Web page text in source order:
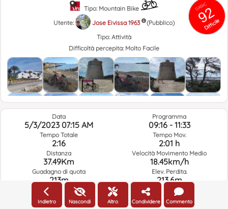
GRSIC
92
Difficile
Tipo: Mountain Bike
Utente:
Jose Eivissa 1963
(Pubblico)
Tipo: Attività
Difficoltà percepita: Molto Facile
Data
5/3/2023 07:15 AM
Tempo Totale
2:16
Distanza
37.49Km
Guadagno di quota
213m
Programma
09:16 - 11:33
Tempo Mov.
2:01 h
Velocità Movimento Medio
18.45km/h
Elev. Perdita.
213.6m
Indietro Nascondi Altro Condividere Commento